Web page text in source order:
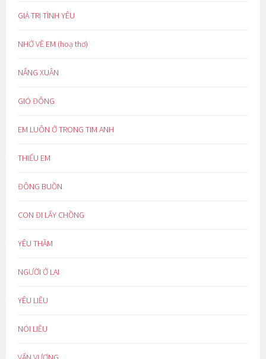
GIÁ TRỊ TÌNH YÊU
NHỚ VỀ EM (hoạ thơ)
NẮNG XUÂN
GIÓ ĐÔNG
EM LUÔN Ở TRONG TIM ANH
THIẾU EM
ĐÔNG BUỒN
CON ĐI LẤY CHỒNG
YÊU THẦM
NGƯỜI Ở LẠI
YÊU LIỀU
NÓI LIỀU